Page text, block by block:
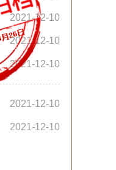
2021-12-10
2021-12-10
2021-12-10
2021-12-10
2021-12-10